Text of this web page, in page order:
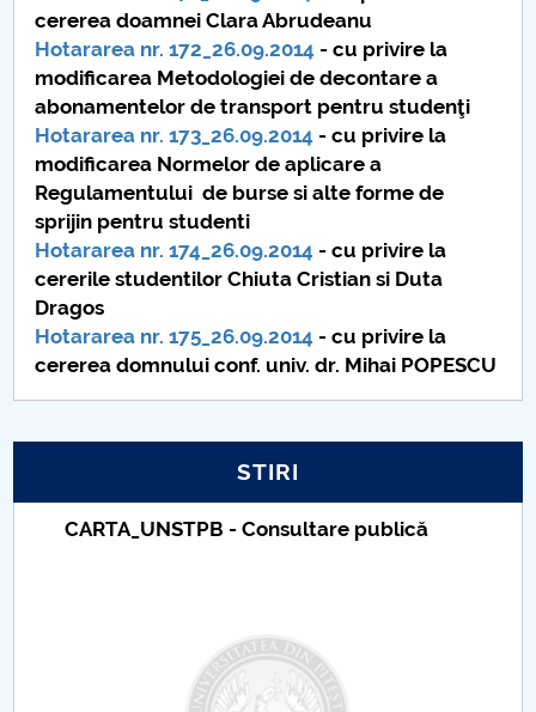
Comisie de etica unversitară
Evenimente CUP
Accesibilitate pentru studenții cu dizabilități
Raportul Conducerii Centrului Universitar Pitești
privind implementarea Planului Operațional 2020-
2024
Parteneri CUP
Chestionar angajabilitate ALUMNI – UPB
CAR2026
Hotarari senat din 3 martie 2014
cererea doamnei Clara Abrudeanu
Hotararea nr. 172_26.09.2014 - cu privire la
modificarea Metodologiei de decontare a
abonamentelor de transport pentru studenţi
Hotararea nr. 173_26.09.2014 - cu privire la
modificarea Normelor de aplicare a
Regulamentului de burse si alte forme de
sprijin pentru studenti
Hotararea nr. 174_26.09.2014 - cu privire la
cererile studentilor Chiuta Cristian si Duta
Dragos
Hotararea nr. 175_26.09.2014 - cu privire la
cererea domnului conf. univ. dr. Mihai POPESCU
STIRI
Taxe de școlarizare indexate – Centrul